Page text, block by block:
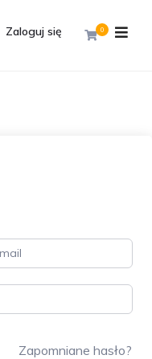
0
Zaloguj się
Zapomniane hasło?